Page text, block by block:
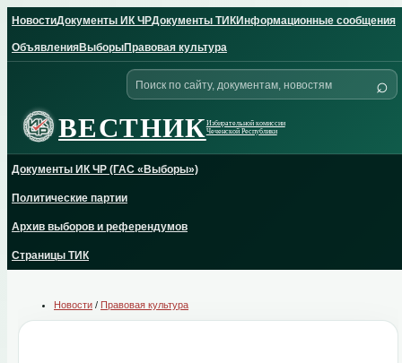
toНовостиДокументы ИК ЧРДокументы ТИКИнформационные сообщения
ОбъявленияВыборыПравовая культура
ВЕСТНИКИзбирательной комиссии
Чеченской Республики
Поиск
сайту
⌕
Документы ИК ЧР (ГАС «Выборы»)
Политические партии
Архив выборов и референдумов
Страницы ТИК
Новости / Правовая культура